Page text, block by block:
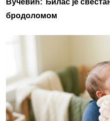
Вучевић: Ђилас је
бродоломом